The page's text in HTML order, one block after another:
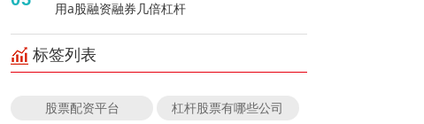
用a股融资融券几倍杠杆
标签列表
股票配资平台 杠杆股票有哪些公司